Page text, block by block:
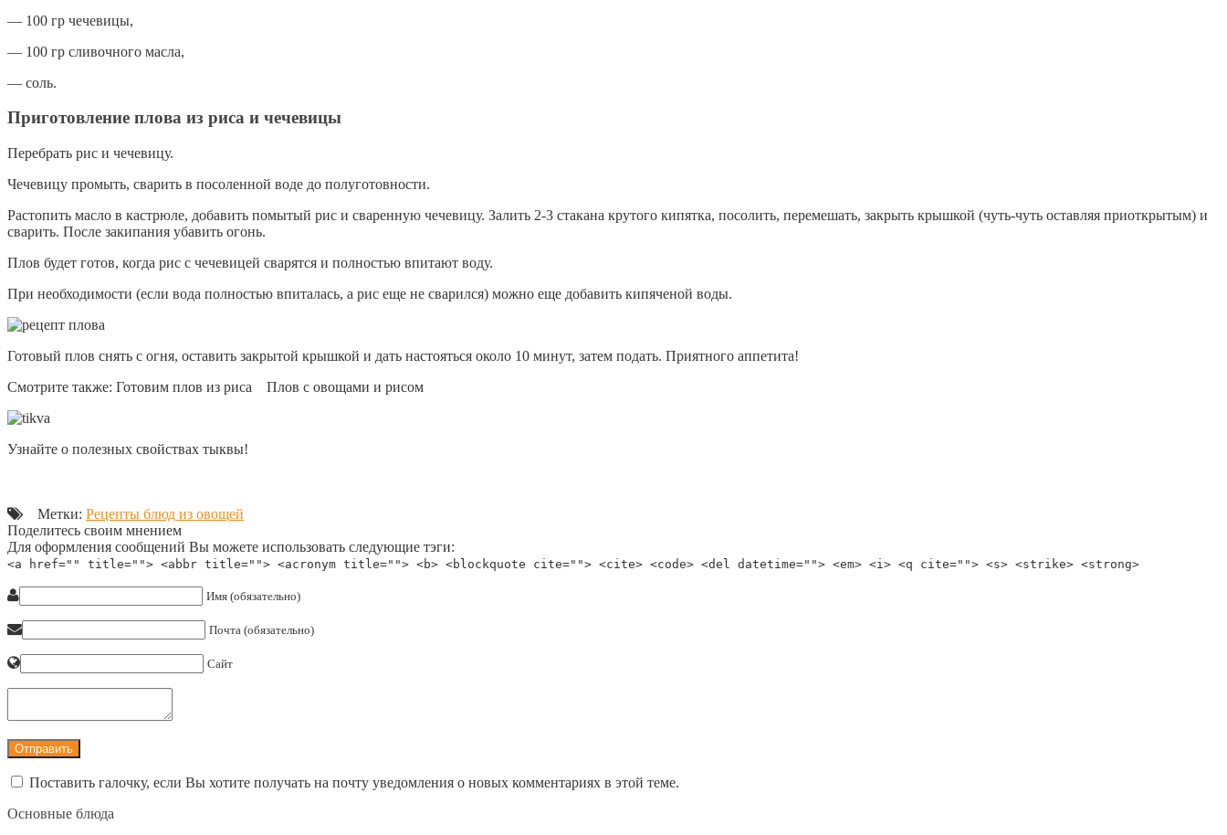
— 100 гр чечевицы,
— 100 гр сливочного масла,
— соль.
Приготовление плова из риса и чечевицы
Перебрать рис и чечевицу.
Чечевицу промыть, сварить в посоленной воде до полуготовности.
Растопить масло в кастрюле, добавить помытый рис и сваренную чечевицу. Залить 2-3 стакана крутого кипятка, посолить, перемешать, закрыть крышкой (чуть-чуть оставляя приоткрытым) и
сварить. После закипания убавить огонь.
Плов будет готов, когда рис с чечевицей сварятся и полностью впитают воду.
При необходимости (если вода полностью впиталась, а рис еще не сварился) можно еще добавить кипяченой воды.
Готовый плов снять с огня, оставить закрытой крышкой и дать настояться около 10 минут, затем подать. Приятного аппетита!
Смотрите также: Готовим плов из риса Плов с овощами и рисом
Узнайте о полезных свойствах тыквы!
Метки: Рецепты блюд из овощей
Поделитесь своим мнением
Для оформления сообщений Вы можете использовать следующие тэги:
<a href="" title=""> <abbr title=""> <acronym title=""> <b> <blockquote cite=""> <cite> <code> <del datetime=""> <em> <i> <q cite=""> <s> <strike> <strong>
Имя (обязательно)
Почта (обязательно)
Сайт
Поставить галочку, если Вы хотите получать на почту уведомления о новых комментариях в этой теме.
Основные блюда